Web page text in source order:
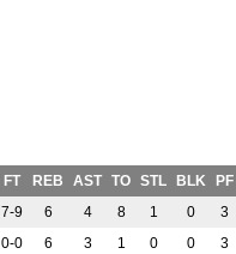
FT REB AST TO STL BLK
PF
7-9 6 4 8 1 0
3
0-0 6 3 1 0 0
3